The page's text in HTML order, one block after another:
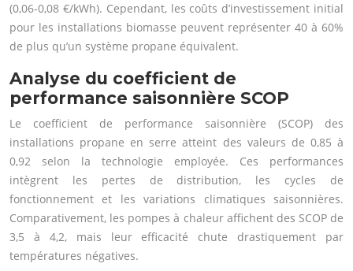
(0,06-0,08 €/kWh). Cependant, les coûts d’investissement initial
pour les installations biomasse peuvent représenter 40 à 60%
de plus qu’un système propane équivalent.
Analyse du coefficient de
performance saisonnière SCOP
Le coefficient de performance saisonnière (SCOP) des
installations propane en serre atteint des valeurs de 0,85 à
0,92 selon la technologie employée. Ces performances
intègrent les pertes de distribution, les cycles de
fonctionnement et les variations climatiques saisonnières.
Comparativement, les pompes à chaleur affichent des SCOP de
3,5 à 4,2, mais leur efficacité chute drastiquement par
températures négatives.